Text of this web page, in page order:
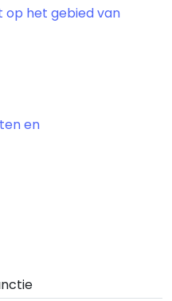
op het gebied van
en